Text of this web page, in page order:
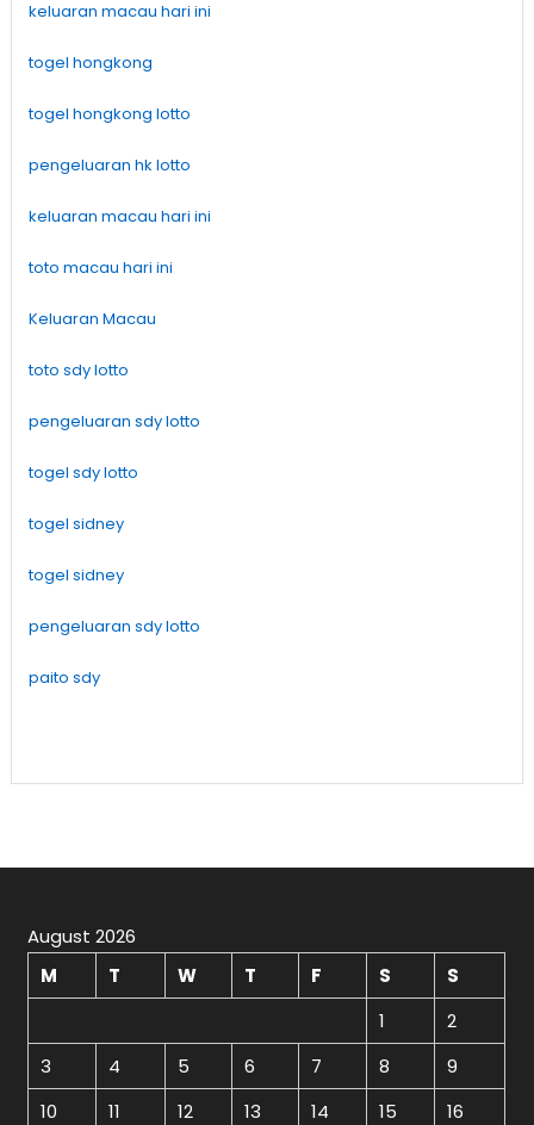
keluaran macau hari ini
togel hongkong
togel hongkong lotto
pengeluaran hk lotto
keluaran macau hari ini
toto macau hari ini
Keluaran Macau
toto sdy lotto
pengeluaran sdy lotto
togel sdy lotto
togel sidney
togel sidney
pengeluaran sdy lotto
paito sdy
August 2026
M
T W T F S
S
1
2
3
4 5 6 7 8
9
10
11 12 13 14 15
16